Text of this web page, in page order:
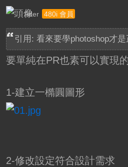
Ader 480i 會員
引用: 看來要學photoshop才是
要單純在PR也素可以實現
1-建立一橢圓圖形
2-修改設定符合設計需求